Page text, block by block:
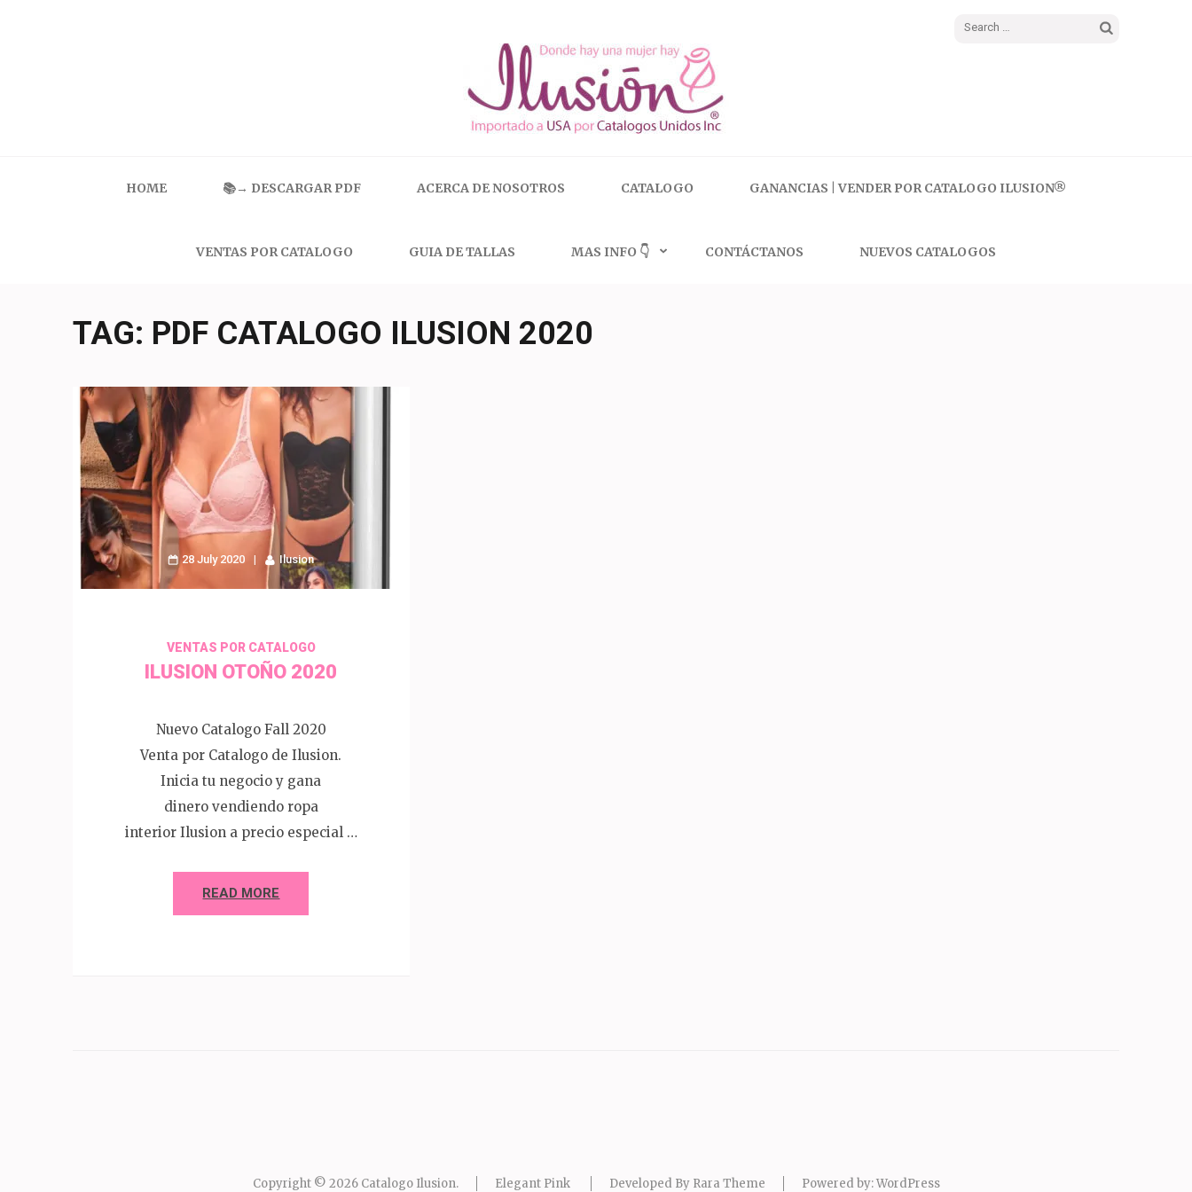
Search
HOME 📚→ DESCARGAR PDF ACERCA DE NOSOTROS CATALOGO GANANCIAS | VENDER POR CATALOGO ILUSION®
VENTAS POR CATALOGO GUIA DE TALLAS MAS INFO 👇 CONTÁCTANOS NUEVOS CATALOGOS
TAG: PDF CATALOGO ILUSION 2020
28 July 2020 Ilusion
VENTAS POR CATALOGO
ILUSION OTOÑO 2020
Nuevo Catalogo Fall 2020
Venta por Catalogo de Ilusion.
Inicia tu negocio y gana
dinero vendiendo ropa
interior Ilusion a precio especial …
READ MORE
Copyright © 2026 Catalogo Ilusion. Elegant Pink Developed By Rara Theme Powered by:WordPress